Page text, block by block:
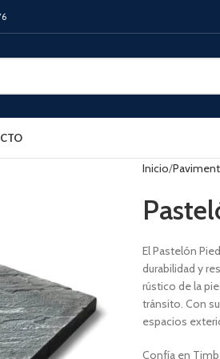
Inicio
El Pastelón
durabilidad y
rústico de la
tránsito. Con
espacios
Confía en